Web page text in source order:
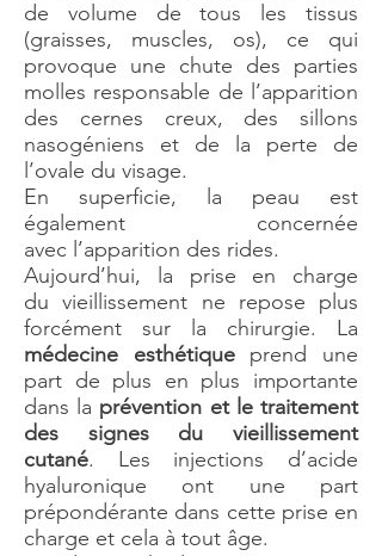
de volume de tous les tissus
(graisses, muscles, os), ce qui
provoque une chute des parties
molles responsable de l’apparition
des cernes creux, des sillons
nasogéniens et de la perte de
l’ovale du visage.
En superficie, la peau est
également concernée
avec l’apparition des rides.
Aujourd’hui, la prise en charge
du vieillissement ne repose plus
forcément sur la chirurgie. La
médecine esthétiqueprend une
part de plus en plus importante
dans la prévention et le traitement
des signes du vieillissement
cutané. Les injections d’acide
hyaluronique ont une part
prépondérante dans cette prise en
charge et cela à tout âge.